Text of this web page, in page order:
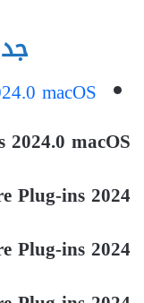
macOS
macOS
Plug-ins 2024
Plug-ins 2024